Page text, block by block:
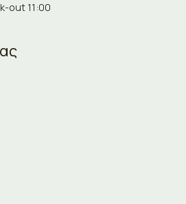
out 11:00